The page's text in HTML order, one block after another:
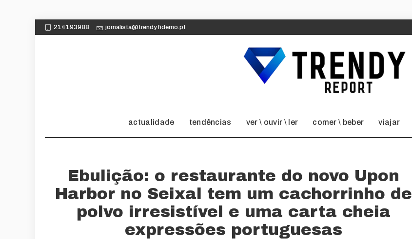
214193988 jornalista@trendy.fidemo.pt
actualidade tendências ver \ ouvir \ ler comer \ beber viajar
Ebulição: o restaurante do novo Upon
Harbor no Seixal tem um cachorrinho de
polvo irresistível e uma carta cheia
expressões portuguesas